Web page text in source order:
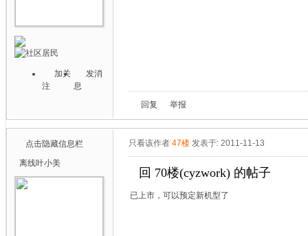
加关
注
发消
息
回复
举报
点击隐藏信息栏
离线叶小美
只看该作者 47楼 发表于: 2011-11-13
回 70楼(cyzwork) 的帖子
已上市，可以预定新机型了